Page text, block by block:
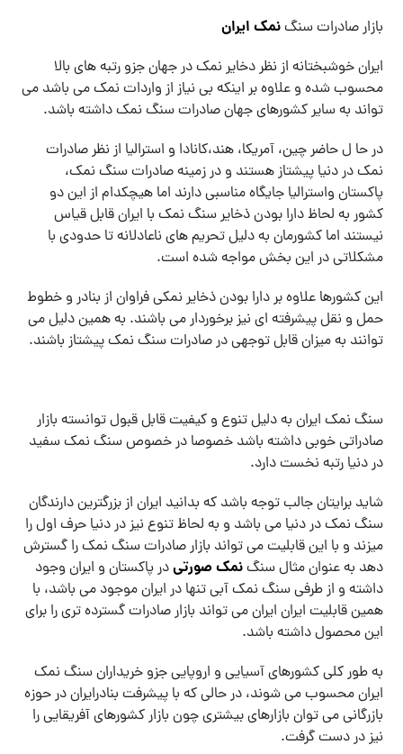
بازار صادرات سنگنمک ایران
ایران خوشبختانه از نظر دخایر نمک در جهان جزو رتبه های بالا
محسوب شده و علاوه بر اینکه بی نیاز از واردات نمک می باشد می
تواند به سایر کشورهای جهان صادرات سنگ نمک داشته باشد.
در حا ل حاضر چین، آمریکا، هند،کانادا و استرالیا از نظر صادرات
نمک در دنیا پیشتاز هستند و در زمینه صادرات سنگ نمک،
پاکستان واسترالیا جایگاه مناسبی دارند اما هیچکدام از این دو
کشور به لحاظ دارا بودن ذخایر سنگ نمک با ایران قابل قیاس
نیستند اما کشورمان به دلیل تحریم های ناعادلانه تا حدودی با
مشکلاتی در این بخش مواجه شده است.
این کشورها علاوه بر دارا بودن ذخایر نمکی فراوان از بنادر و خطوط
حمل و نقل پیشرفته ای نیز برخوردار می باشند. به همین دلیل می
توانند به میزان قابل توجهی در صادرات سنگ نمک پیشتاز باشند.
سنگ نمک ایران به دلیل تنوع و کیفیت قابل قبول توانسته بازار
صادراتی خوبی داشته باشد خصوصا در خصوص سنگ نمک سفید
در دنیا رتبه نخست دارد.
شاید برایتان جالب توجه باشد که بدانید ایران از بزرگترین دارندگان
سنگ نمک در دنیا می باشد و به لحاظ تنوع نیز در دنیا حرف اول را
میزند و با این قابلیت می تواند بازار صادرات سنگ نمک را گسترش
دهد به عنوان مثال سنگنمک صورتیدر پاکستان و ایران وجود
داشته و از طرفی سنگ نمک آبی تنها در ایران موجود می باشد، با
همین قابلیت ایران ایران می تواند بازار صادرات گسترده تری را برای
این محصول داشته باشد.
به طور کلی کشورهای آسیایی و اروپایی جزو خریداران سنگ نمک
ایران محسوب می شوند، در حالی که با پیشرفت بنادرایران در حوزه
بازرگانی می توان بازارهای بیشتری چون بازار کشورهای آفریقایی را
نیز در دست گرفت.